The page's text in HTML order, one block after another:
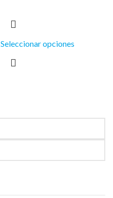
Seleccionar opciones